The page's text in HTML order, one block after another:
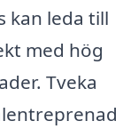
kan leda till
med hög
Tveka